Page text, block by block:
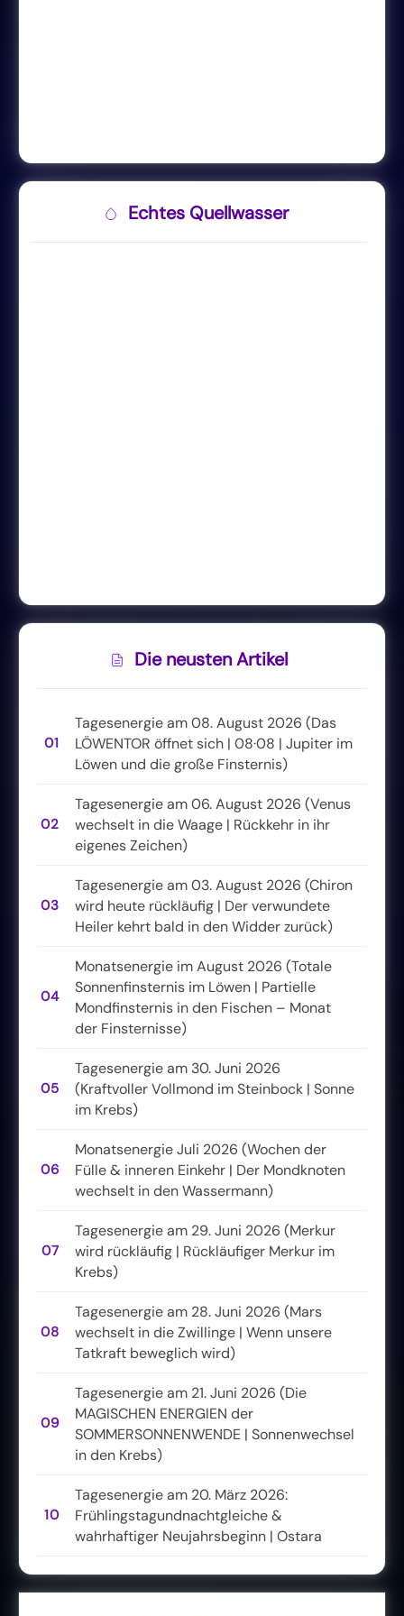
Echtes Quellwasser
Die neusten Artikel
01
Tagesenergie am 08. August 2026 (Das
LÖWENTOR öffnet sich | 08·08 | Jupiter im
Löwen und die große Finsternis)
02
Tagesenergie am 06. August 2026 (Venus
wechselt in die Waage | Rückkehr in ihr
eigenes Zeichen)
03
Tagesenergie am 03. August 2026 (Chiron
wird heute rückläufig | Der verwundete
Heiler kehrt bald in den Widder zurück)
04
Monatsenergie im August 2026 (Totale
Sonnenfinsternis im Löwen | Partielle
Mondfinsternis in den Fischen – Monat
der Finsternisse)
05
Tagesenergie am 30. Juni 2026
(Kraftvoller Vollmond im Steinbock | Sonne
im Krebs)
06
Monatsenergie Juli 2026 (Wochen der
Fülle & inneren Einkehr | Der Mondknoten
wechselt in den Wassermann)
07
Tagesenergie am 29. Juni 2026 (Merkur
wird rückläufig | Rückläufiger Merkur im
Krebs)
08
Tagesenergie am 28. Juni 2026 (Mars
wechselt in die Zwillinge | Wenn unsere
Tatkraft beweglich wird)
09
Tagesenergie am 21. Juni 2026 (Die
MAGISCHEN ENERGIEN der
SOMMERSONNENWENDE | Sonnenwechsel
in den Krebs)
10
Tagesenergie am 20. März 2026:
Frühlingstagundnachtgleiche &
wahrhaftiger Neujahrsbeginn | Ostara